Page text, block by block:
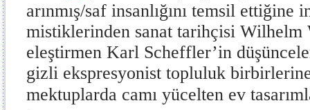
arınmış/saf insanlığını temsil ettiğine
mistiklerinden sanat tarihçisi Wilhelm
eleştirmen Karl Scheffler’in
gizli ekspresyonist topluluk
mektuplarda camı yücelten ev